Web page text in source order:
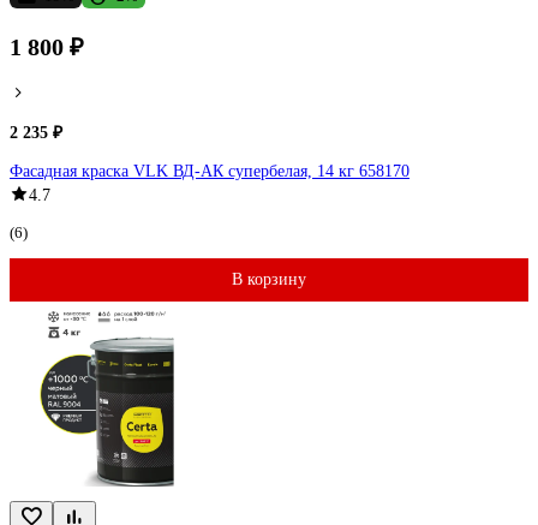
1 800 ₽
2 235 ₽
Фасадная краска VLK ВД-АК супербелая, 14 кг 658170
4.7
(6)
В корзину